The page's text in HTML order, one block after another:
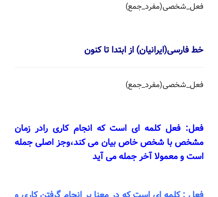
فعل_شخصی(مفرد_جمع)
خط فارسی(ایرانیان) از ابتدا تا کنون
فعل_شخصی(مفرد_جمع)
فعل: فعل کلمه ای است که انجام کاری رادر زمان
مشخص با شخص خاص بیان می کند،وجز اصلی جمله
است و معمولا آخر جمله می آید